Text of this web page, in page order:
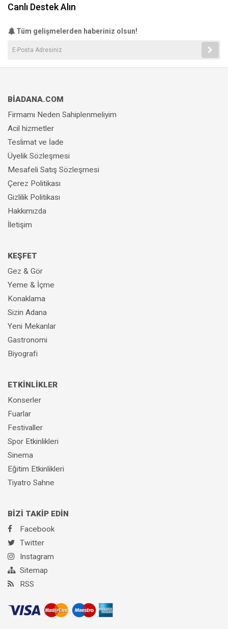
Canlı Destek Alın
Tüm gelişmelerden haberiniz olsun!
BİADANA.COM
Firmamı Neden Sahiplenmeliyim
Acil hizmetler
Teslimat ve İade
Üyelik Sözleşmesi
Mesafeli Satış Sözleşmesi
Çerez Politikası
Gizlilik Politikası
Hakkımızda
İletişim
KEŞFET
Gez & Gör
Yeme & İçme
Konaklama
Sizin Adana
Yeni Mekanlar
Gastronomi
Biyografi
ETKİNLİKLER
Konserler
Fuarlar
Festivaller
Spor Etkinlikleri
Sinema
Eğitim Etkinlikleri
Tiyatro Sahne
BİZİ TAKİP EDİN
Facebook
Twitter
Instagram
Sitemap
RSS